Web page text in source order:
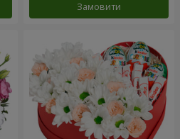
Замовити